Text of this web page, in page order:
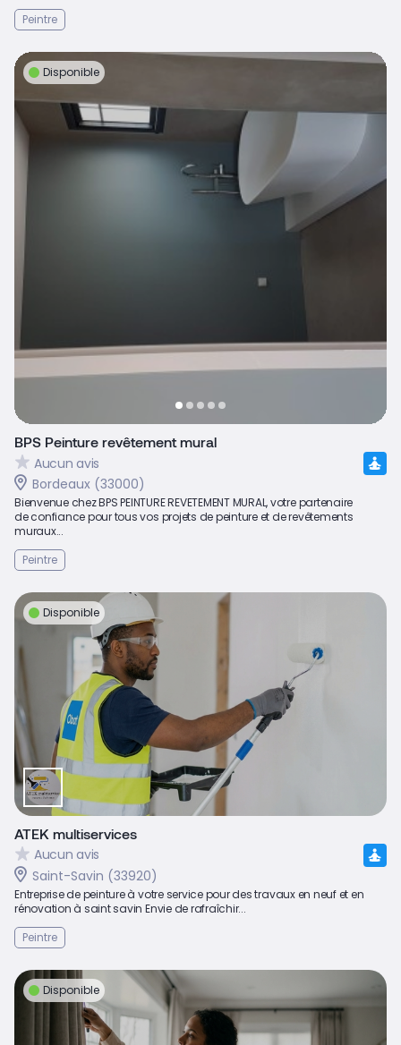
Peintre
Disponible
BPS Peinture revêtement mural
Aucun avis
Bordeaux (33000)
Bienvenue chez BPS PEINTURE REVETEMENT MURAL, votre partenaire
de confiance pour tous vos projets de peinture et de revêtements
muraux...
Peintre
Disponible
ATEK multiservices
Aucun avis
Saint-Savin (33920)
Entreprise de peinture à votre service pour des travaux en neuf et en
rénovation à saint savin Envie de rafraîchir...
Peintre
Disponible